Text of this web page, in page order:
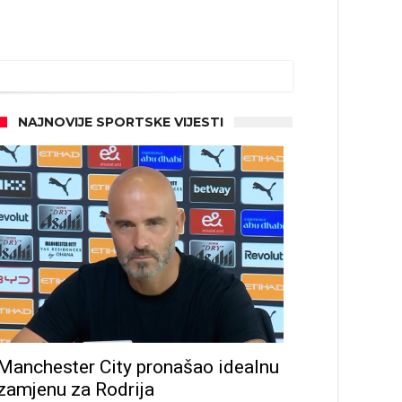
NAJNOVIJE SPORTSKE VIJESTI
City pronašao idealnu
za Rodrija